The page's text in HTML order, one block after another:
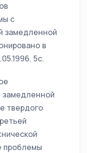
с
замедленной
в
5с.
замедленной
твердого
проблемы